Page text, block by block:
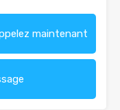
maintenant